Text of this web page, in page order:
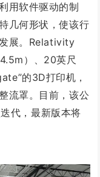
用软件驱动的制
几何形状，使该行
展。Relativity
）、20英尺
的3D打印机，
流罩。目前，该公
代，最新版本将